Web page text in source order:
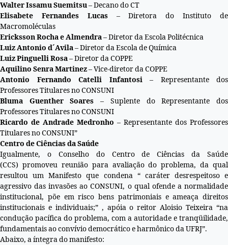
Walter Issamu Suemitsu– Decano do CT
Elisabete Fernandes Lucas– Diretora do Instituto de
Macromoléculas
Ericksson Rocha e Almendra– Diretor da Escola Politécnica
Luiz Antonio d´Avila– Diretor da Escola de Química
Luiz Pinguelli Rosa– Diretor da COPPE
Aquilino Senra Martinez– Vice-diretor da COPPE
Antonio Fernando Catelli Infantosi– Representante dos
Professores Titulares no CONSUNI
Bluma Guenther Soares – Suplente do Representante dos
Professores Titulares no CONSUNI
Ricardo de Andrade Medronho – Representante dos Professores
Titulares no CONSUNI”
Centro de Ciências da Saúde
Igualmente, o Conselho do Centro de Ciências da Saúde
(CCS) promoveu reunião para avaliação do problema, da qual
resultou um Manifesto que condena “ caráter desrespeitoso e
agressivo das invasões ao CONSUNI, o qual ofende a normalidade
institucional, põe em risco bens patrimoniais e ameaça direitos
institucionais e individuais;” , apóia o reitor Aloisio Teixeira “na
condução pacífica do problema, com a autoridade e tranqüilidade,
fundamentais ao convívio democrático e harmônico da UFRJ”.
Abaixo, a íntegra do manifesto: